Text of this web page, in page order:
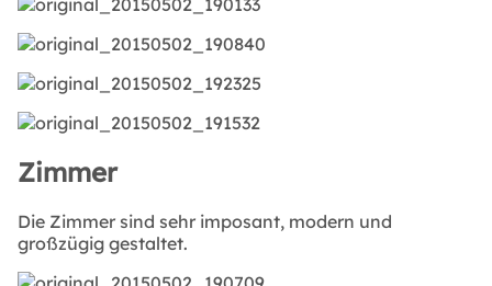
Zimmer
Die Zimmer sind sehr imposant, modern und
großzügig gestaltet.